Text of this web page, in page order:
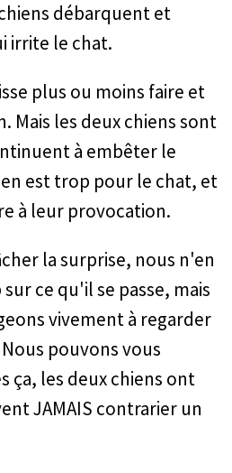
débarquent et
irrite le chat.
plus ou moins faire et
Mais les deux chiens sont
à embêter le
est trop pour le chat, et
à leur provocation.
la surprise, nous n'en
ce qu'il se passe, mais
vivement à regarder
pouvons vous
ça, les deux chiens ont
JAMAIS contrarier un